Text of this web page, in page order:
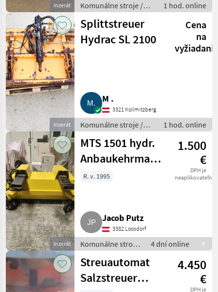
Inzerát
Komunálne stroje /
Striekacie stroje
1 hod. online
Inzerát
Splittstreuer
Hydrac SL 2100
Cena
na
M .
3321 Kollmitzberg
Komunálne stroje /
Striekacie stroje
1 hod. online
Inzerát
MTS 1501 hydr.
Anbaukehrmaschine
für Stapler,
1.500
€
DPH je
neaplikovateľné
R. v. 1995
Jacob Putz
3382 Loosdorf
Komunálne stroje
/ Zametací stroj
4 dní online R
Streuautomat
Salzstreuer
4.450
€
DPH je